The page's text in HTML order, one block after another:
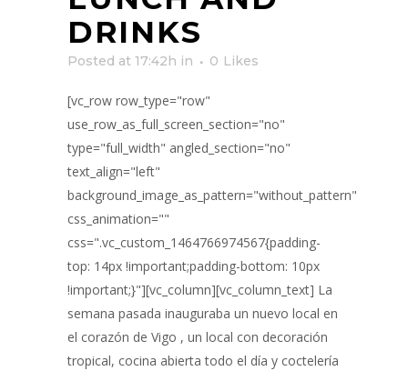
DRINKS
Posted at 17:42h in 0 Likes
[vc_row row_type="row"
use_row_as_full_screen_section="no"
type="full_width" angled_section="no"
text_align="left"
background_image_as_pattern="without_pattern"
css_animation=""
css=".vc_custom_1464766974567{padding-
top: 14px !important;padding-bottom: 10px
!important;}"][vc_column][vc_column_text] La
semana pasada inauguraba un nuevo local en
el corazón de Vigo , un local con decoración
tropical, cocina abierta todo el día y coctelería